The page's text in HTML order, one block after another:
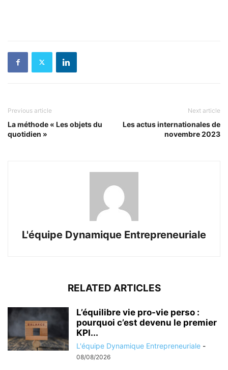
Previous article
La méthode « Les objets du
quotidien »
Next article
Les actus internationales de
novembre 2023
L'équipe Dynamique Entrepreneuriale
RELATED ARTICLES
L’équilibre vie pro-vie perso :
pourquoi c’est devenu le premier
KPI...
L'équipe Dynamique Entrepreneuriale -
08/08/2026